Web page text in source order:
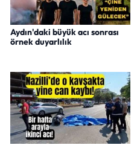
Aydın'daki büyük acı sonrası
örnek duyarlılık